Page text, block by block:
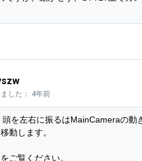
した： 4年前
を左右に振るはMainCameraの動
動します。
ご覧ください。